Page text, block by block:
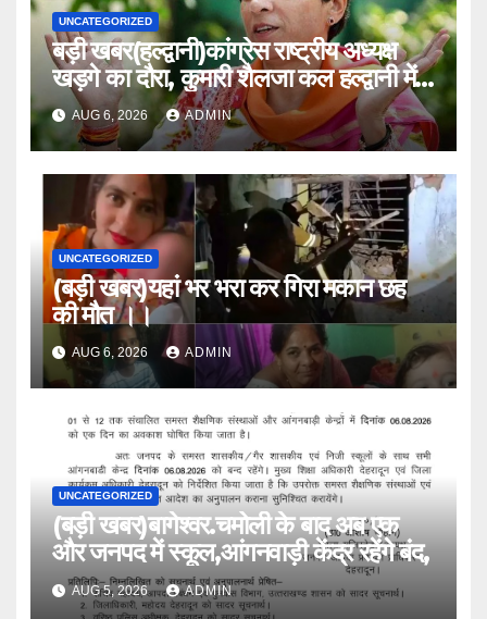
UNCATEGORIZED
बड़ी खबर(हल्द्वानी)कांग्रेस राष्ट्रीय अध्यक्ष
खड़गे का दौरा, कुमारी शैलजा कल हल्द्वानी में
।।AUG 6, 2026 ADMIN
UNCATEGORIZED
(बड़ी खबर)यहां भर भरा कर गिरा मकान छह
की मौत ।।
AUG 6, 2026 ADMIN
UNCATEGORIZED
(बड़ी खबर)बागेश्वर.चमोली के बाद अब एक
और जनपद में स्कूल,आंगनवाड़ी केंद्र रहेंगे बंद,
AUG 5, 2026 ADMIN